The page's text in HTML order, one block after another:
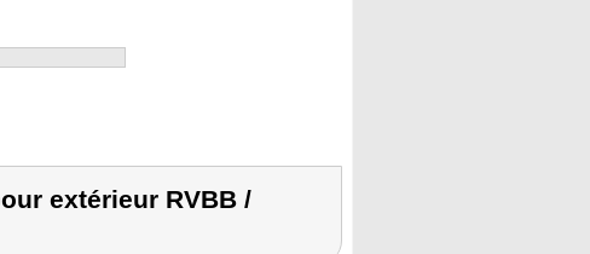
extérieur RVBB /